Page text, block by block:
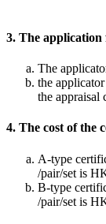
3. The application
The
the
the appraisal
4. The cost of the
A-type
/pair/set is
B-type
/pair/set is